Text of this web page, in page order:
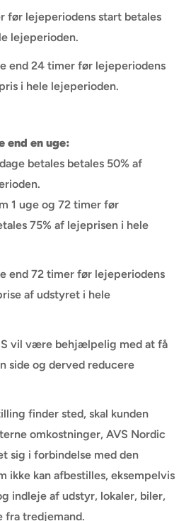
før lejeperiodens start betales
lejeperioden.
end 24 timer før lejeperiodens
i hele lejeperioden.
end en uge:
betales betales 50% af
1 uge og 72 timer før
75% af lejeprisen i hele
end 72 timer før lejeperiodens
af udstyret i hele
vil være behjælpelig med at få
side og derved reducere
finder sted, skal kunden
omkostninger, AVS Nordic
sig i forbindelse med den
ikke kan afbestilles, eksempelvis
indleje af udstyr, lokaler, biler,
fra tredjemand.